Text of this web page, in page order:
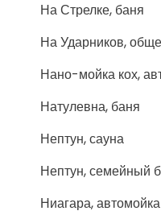
На Стрелке, баня
На Ударников,
Нано-мойка кох,
Натулевна, баня
Нептун, сауна
Нептун, семейный
Ниагара, автомойка